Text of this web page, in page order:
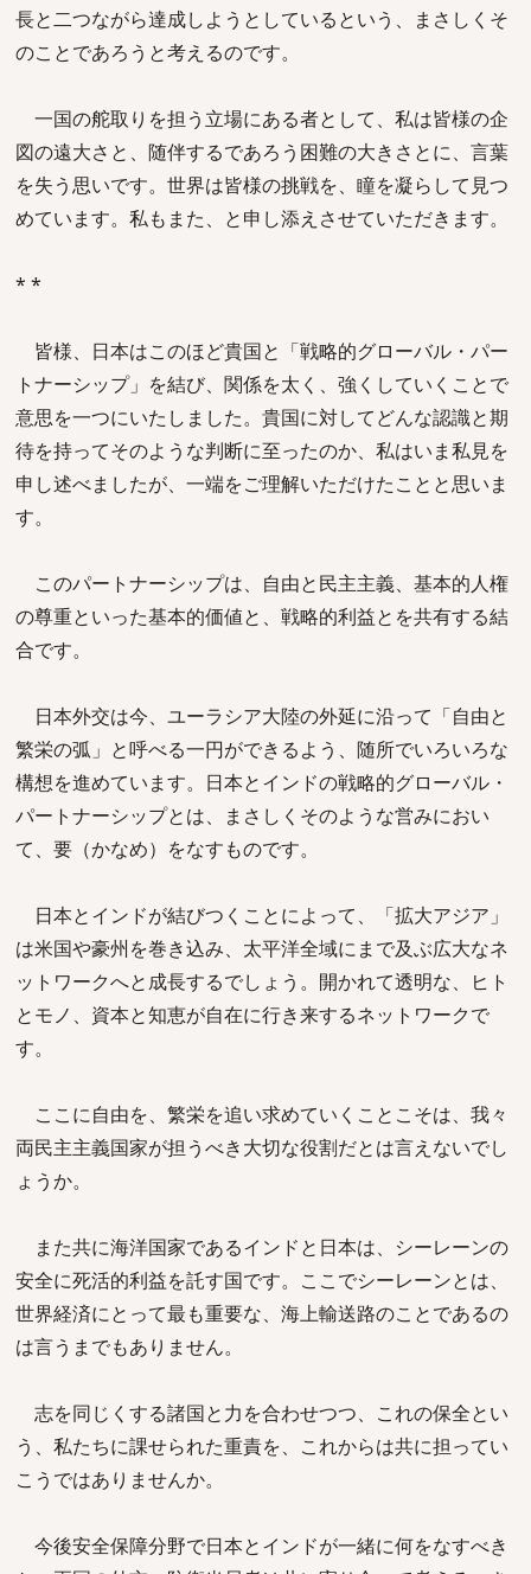
長と二つながら達成しようとしているという、まさしくそ
のことであろうと考えるのです。
一国の舵取りを担う立場にある者として、私は皆様の企
図の遠大さと、随伴するであろう困難の大きさとに、言葉
を失う思いです。世界は皆様の挑戦を、瞳を凝らして見つ
めています。私もまた、と申し添えさせていただきます。
* *
皆様、日本はこのほど貴国と「戦略的グローバル・パー
トナーシップ」を結び、関係を太く、強くしていくことで
意思を一つにいたしました。貴国に対してどんな認識と期
待を持ってそのような判断に至ったのか、私はいま私見を
申し述べましたが、一端をご理解いただけたことと思いま
す。
このパートナーシップは、自由と民主主義、基本的人権
の尊重といった基本的価値と、戦略的利益とを共有する結
合です。
日本外交は今、ユーラシア大陸の外延に沿って「自由と
繁栄の弧」と呼べる一円ができるよう、随所でいろいろな
構想を進めています。日本とインドの戦略的グローバル・
パートナーシップとは、まさしくそのような営みにおい
て、要（かなめ）をなすものです。
日本とインドが結びつくことによって、「拡大アジア」
は米国や豪州を巻き込み、太平洋全域にまで及ぶ広大なネ
ットワークへと成長するでしょう。開かれて透明な、ヒト
とモノ、資本と知恵が自在に行き来するネットワークで
す。
ここに自由を、繁栄を追い求めていくことこそは、我々
両民主主義国家が担うべき大切な役割だとは言えないでし
ょうか。
また共に海洋国家であるインドと日本は、シーレーンの
安全に死活的利益を託す国です。ここでシーレーンとは、
世界経済にとって最も重要な、海上輸送路のことであるの
は言うまでもありません。
志を同じくする諸国と力を合わせつつ、これの保全とい
う、私たちに課せられた重責を、これからは共に担ってい
こうではありませんか。
今後安全保障分野で日本とインドが一緒に何をなすべき